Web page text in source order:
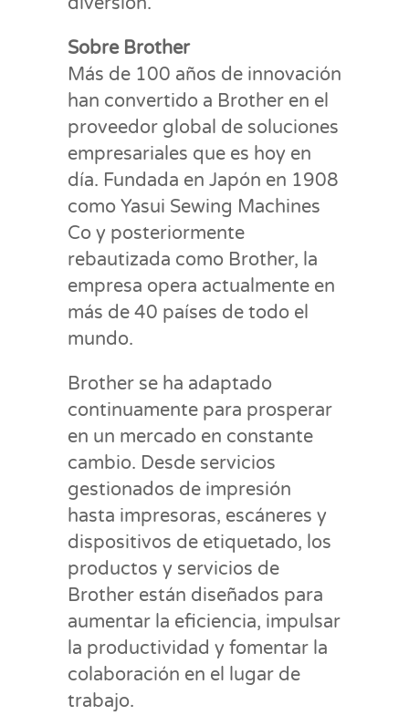
Sobre Brother
Más de 100 años de innovación
han convertido a Brother en el
proveedor global de soluciones
empresariales que es hoy en
día. Fundada en Japón en 1908
como Yasui Sewing Machines
Co y posteriormente
rebautizada como Brother, la
empresa opera actualmente en
más de 40 países de todo el
mundo.
Brother se ha adaptado
continuamente para prosperar
en un mercado en constante
cambio. Desde servicios
gestionados de impresión
hasta impresoras, escáneres y
dispositivos de etiquetado, los
productos y servicios de
Brother están diseñados para
aumentar la eficiencia, impulsar
la productividad y fomentar la
colaboración en el lugar de
trabajo.